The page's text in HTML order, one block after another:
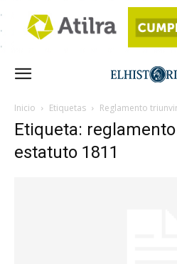
Inicio Etiquetas Reglamento
Etiqueta:
estatuto 1811